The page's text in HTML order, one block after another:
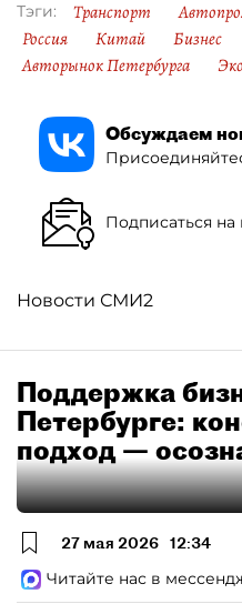
Тэги: Транспорт
Россия
Китай Бизнес
Авторынок Петербурга
Обсуждаем
Подписаться на
Новости СМИ2
Поддержка
Петербурге:
подход —
27 мая 2026 12:34
Читайте нас в